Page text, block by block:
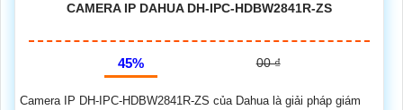
CAMERA IP DAHUA DH-IPC-HDBW2841R-ZS
45% 00 ₫
Camera IP DH-IPC-HDBW2841R-ZS của Dahua là giải pháp giám